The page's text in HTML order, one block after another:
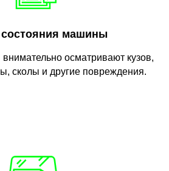
машины
осматривают кузов,
сколы и другие повреждения.